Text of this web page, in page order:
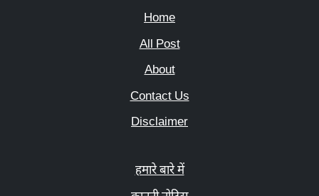
Home
All Post
About
Contact Us
Disclaimer
हमारे बारे में